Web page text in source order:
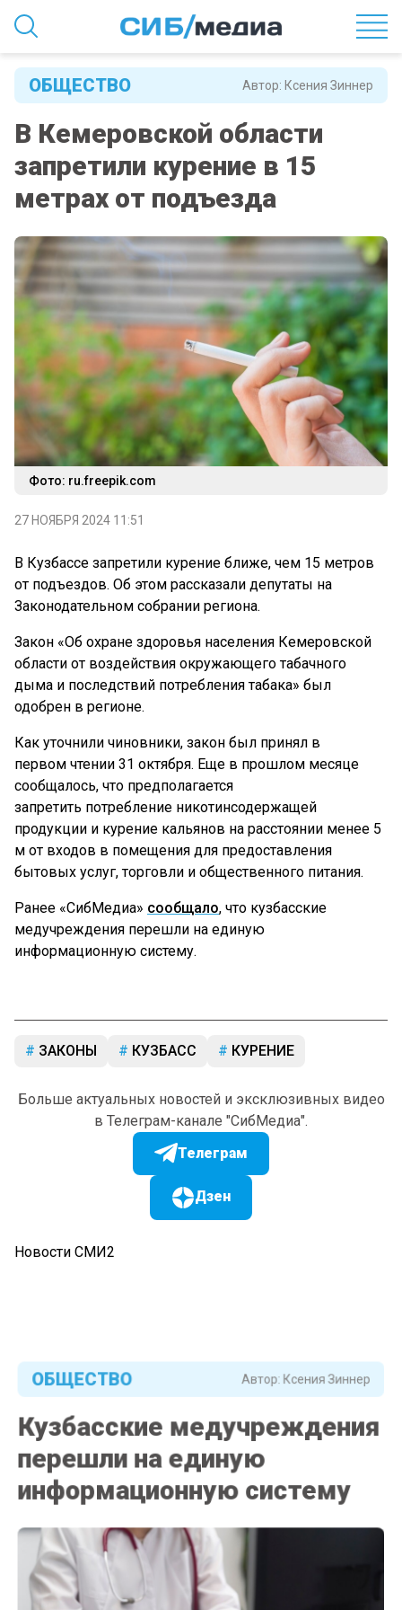
Автор: Ксения Зиннер
ОБЩЕСТВО
В Кемеровской области
запретили курение в 15
метрах от подъезда
Фото: ru.freepik.com
27 НОЯБРЯ 2024 11:51
В Кузбассе запретили курение ближе, чем 15 метров
от подъездов. Об этом рассказали депутаты на
Законодательном собрании региона.
Закон «Об охране здоровья населения Кемеровской
области от воздействия окружающего табачного
дыма и последствий потребления табака» был
одобрен в регионе.
Как уточнили чиновники, закон был принял в
первом чтении 31 октября. Еще в прошлом месяце
сообщалось, что предполагается
запретить потребление никотинсодержащей
продукции и курение кальянов на расстоянии менее 5
м от входов в помещения для предоставления
бытовых услуг, торговли и общественного питания.
Ранее «СибМедиа» сообщало, что кузбасские
медучреждения перешли на единую
информационную систему.
ЗАКОНЫ КУЗБАСС КУРЕНИЕ
Больше актуальных новостей и эксклюзивных видео
в Телеграм-канале "СибМедиа".
Телеграм
Дзен
Новости СМИ2
ОБЩЕСТВО
Кузбасские медучреждения
перешли на единую
информационную систему